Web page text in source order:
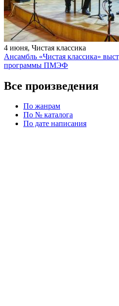
4 июня, Чистая классика
Ансамбль «Чистая классика»
программы ПМЭФ
Все произведения
По жанрам
По № каталога
По дате написания